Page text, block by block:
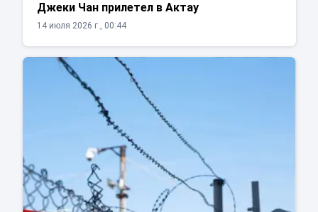
Джеки Чан прилетел в Актау
14 июля 2026 г., 00:44